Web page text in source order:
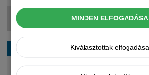
MINDEN ELFOGADÁSA
Kiválasztottak elfogadása
291 856 Ft + ÁFA
SKODA Enyaq suv 85 Sportline